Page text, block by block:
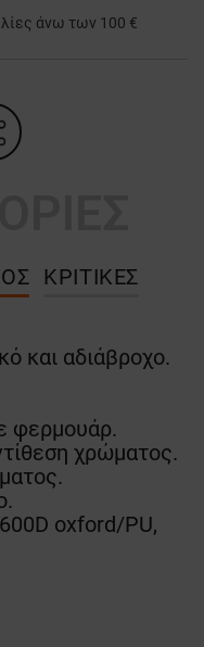
άνω των 100 €
ΚΡΙΤΙΚΈΣ
και αδιάβροχο.
φερμουάρ.
χρώματος.
oxford/PU,